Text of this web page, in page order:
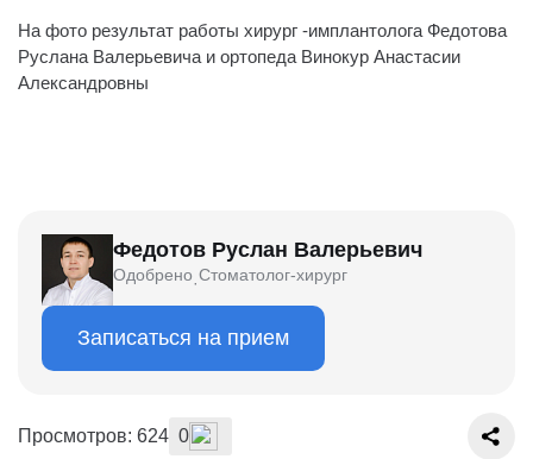
На фото результат работы хирург -имплантолога Федотова
Руслана Валерьевича и ортопеда Винокур Анастасии
Александровны
Федотов Руслан Валерьевич
Одобрено·Стоматолог-хирург
Записаться на прием
Просмотров: 624 0